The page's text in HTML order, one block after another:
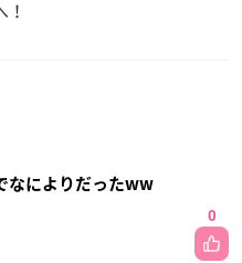
！
なによりだったww
0